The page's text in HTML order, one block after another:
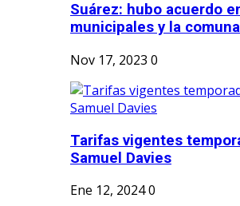
Suárez: hubo acuerdo
municipales y la comuna
Nov 17, 2023 0
Tarifas vigentes
Samuel Davies
Ene 12, 20240